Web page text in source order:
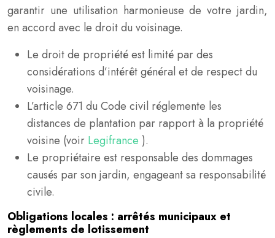
garantir une utilisation harmonieuse de votre jardin,
en accord avec le droit du voisinage.
Le droit de propriété est limité par des
considérations d’intérêt général et de respect du
voisinage.
L’article 671 du Code civil réglemente les
distances de plantation par rapport à la propriété
voisine (voir Legifrance ).
Le propriétaire est responsable des dommages
causés par son jardin, engageant sa responsabilité
civile.
Obligations locales : arrêtés municipaux et
règlements de lotissement